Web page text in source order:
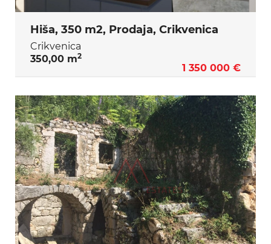
Hiša, 350 m2, Prodaja, Crikvenica
Crikvenica
350,00 m2
1 350 000 €